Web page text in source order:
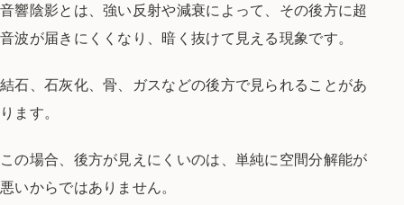
音響陰影とは、強い反射や減衰によって、その後方に超
音波が届きにくくなり、暗く抜けて見える現象です。
結石、石灰化、骨、ガスなどの後方で見られることがあ
ります。
この場合、後方が見えにくいのは、単純に空間分解能が
悪いからではありません。